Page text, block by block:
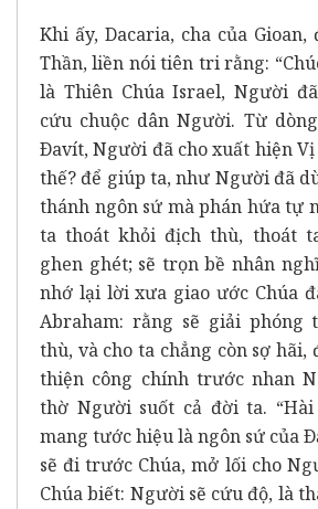
Khi ấy, Dacaria, cha của
Thần, liền nói tiên tri rằng:
là Thiên Chúa Israel, Người
cứu chuộc dân Người. Từ
Ðavít, Người đã cho xuất hiện
thế? để giúp ta, như Người đã
thánh ngôn sứ mà phán hứa tự
ta thoát khỏi địch thù, thoát
ghen ghét; sẽ trọn bề nhân
nhớ lại lời xưa giao ước Chúa
Abraham: rằng sẽ giải phóng
thù, và cho ta chẳng còn sợ hãi,
thiện công chính trước nhan
thờ Người suốt cả đời ta.
mang tước hiệu là ngôn sứ của
sẽ đi trước Chúa, mở lối cho
Chúa biết: Người sẽ cứu độ, là